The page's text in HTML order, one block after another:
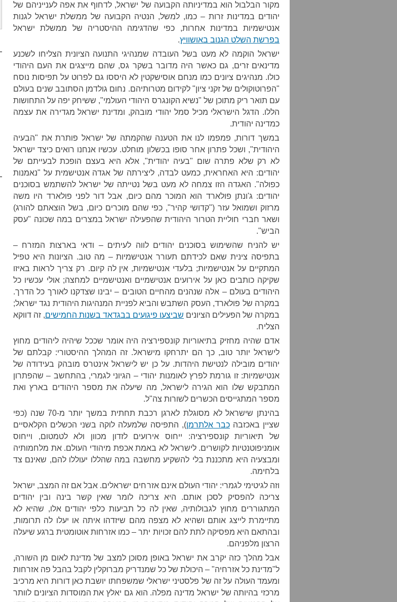
מקור הבלבול הוא במדיניותה הקבועה של ישראל, לדחוף את אפה לענייניהם של
יהודים במדינות זרות – כמו, למשל, הנטיה הקבועה של ממשלת ישראל לגנות
אנטישמיות במדינות אחרות, כפי שהדגימה ההיסטריה של ממשלת ישראל
בפרשת השלט הגנוב באושוויץ.
ישראל הוקמה לא מעט בשל העובדה שמנהיגי התנועה הציונית הצליחו לשכנע
מדינאים זרים, גם כאשר היה מדובר בשקר גס, שהם מייצגים את העם היהודי
כולו. מנהיגים ציונים כמו מנחם אוסישקטין לא היססו גם לפרוט על תפיסות נוסח
"הפרוטוקולים של זקני ציון" לקידום מטרותיהם. נחום גולדמן הסתובב שנים בעולם
עם תואר ריק מתוכן של "נשיא הקונגרס היהודי העולמי", ששיחק יפה על התחושות
הללו. הדגל הישראלי מכיל סמל יהודי מובהק, ומדינת ישראל מגדירה את עצמה
כמדינה יהודית.
במשך דורות, פמפמו לנו את הטענה שהקמתה של ישראל פותרת את "הבעיה
היהודית", ושכל פתרון אחר סופו בכשלון מוחלט. עכשיו אנחנו רואים כיצד ישראל
לא רק שלא פתרה שום "בעיה יהודית", אלא היא בעצם הופכת לבעייתם של
יהודים: היא האחראית, כמעט לבדה, ליצירתה של אגדה אנטישמית על "נאמנות
כפולה". האגדה הזו צמחה לא מעט בשל נטייתה של ישראל להשתמש בסוכנים
יהודים: ג'ונתן פולארד הוא המוכר מהם כיום, אבל דור לפני פולארד היו משה
מרזוק ושמואל עזר ("קדושי קהיר", כפי שהם מוכרים כיום, בשל הוצאתם להורג)
ושאר חברי חוליית הטרור היהודית שהפעילה ישראל במצרים במה שכונה "עסק
הביש".
יש להניח שהשימוש בסוכנים יהודים לווה לעיתים – ודאי בארצות המזרח –
בתפיסה צינית שאם לכידתם תעורר אנטישמיות – מה טוב. הציונות היא טפיל
המתקיים על אנטישמיות; בלעדי אנטישמיות, אין לה קיום. רק צריך לראות באיזו
שקיקה כותבים כאן על אירועים אנטישמיים ואנטישמיים למחצה; אולי עכשיו כל
היהודים בעולם – אלה שנהנים מהחיים הטובים – יבינו שצדקנו לאורך כל הדרך.
במקרה של פולארד, העסק השתבש והביא לפניית המנהיגות היהודית נגד ישראל;
במקרה של הפעילים הציונים שביצעו פיגועים בבגדאד בשנות החמישים, זה דווקא
הצליח.
אדם שהיה מחזיק בתיאוריות קונספירציה היה אומר שככל שיהיה ליהודים מחוץ
לישראל יותר טוב, כך הם יתרחקו מישראל. זה המהלך ההיסטורי: קבלתם של
יהודים מובילה לנטישת היהדות. על כן יש לישראל אינטרס מובהק בעידודה של
אנטישמיות: זו גורמת לפרץ לאומנות יהודי – הגיוני לגמרי, בהתחשב – שהפתרון
המתבקש שלו הוא הגירה לישראל, מה שיעלה את מספר היהודים בארץ ואת
מספר המתגייסים הכשרים לשורות צה"ל.
בהינתן שישראל לא מסוגלת לארגן רכבת תחתית במשך יותר מ-70 שנה (כפי
שציין באכזבה כבר אלתרמן), התפיסה שלמעלה לוקה בשני הכשלים הקלאסיים
של תיאוריות קונספירציה: ייחוס אירועים לזדון מכוון ולא לטמטום, וייחוס
אומניפוטנטיות לקושרים. לישראל לא באמת אכפת מיהודי העולם. את מלחמותיה
ומבצעיה היא מתכננת בלי להשקיע מחשבה במה שהללו יעוללו להם, שאינם צד
בלחימה.
וזה לגיטימי לגמרי: יהודי העולם אינם אזרחים ישראלים. אבל אם זה המצב, ישראל
צריכה להפסיק לסכן אותם. היא צריכה לומר שאין קשר בינה ובין יהודים
המתגוררים מחוץ לגבולותיה, שאין לה כל תביעות כלפי יהודים אלו, שהיא לא
מתיימרת לייצג אותם ושהיא לא מצפה מהם שיזדהו איתה או יעלו לה תרומות,
ובהתאם היא מפסיקה לתת להם זכויות יתר – כמו אזרחות אוטומטית ברגע שיעלה
הרצון מלפניהם.
אבל מהלך כזה יקרב את ישראל באופן מסוכן למצב של מדינת לאום מן השורה,
ל"מדינת כל אזרחיה" – היכולת של כל שמנדריק מברוקלין לקבל בהבל פה אזרחות
ומעמד העולה על זה של פלסטיני ישראלי שמשפחתו יושבת כאן דורות היא מרכיב
מרכזי בהיותה של ישראל מדינה מפלה. הוא גם יאלץ את המוסדות הציונים לוותר